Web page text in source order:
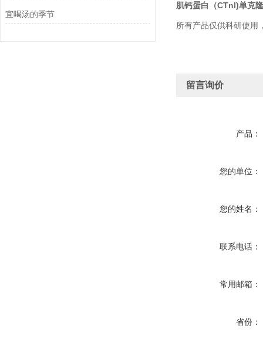
宜喝汤的季节
肌钙蛋白（CTnl)单克
所有产品仅供科研使用
留言询价
产品：
您的单位：
您的姓名：
联系电话：
常用邮箱：
省份：